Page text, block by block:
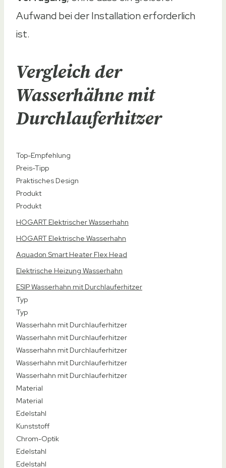
Aufwand bei der Installation erforderlich
ist.
Vergleich der
Wasserhähne mit
Durchlauferhitzer